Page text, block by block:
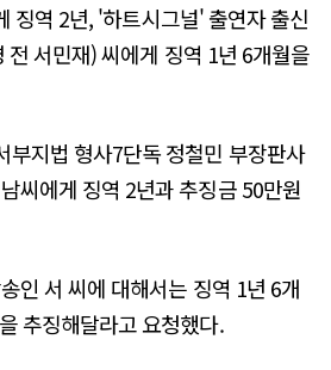
징역 2년, '하트시그널' 출연자 출신
전 서민재) 씨에게 징역 1년 6개월을
부지법 형사7단독 정철민 부장판사
씨에게 징역 2년과 추징금 50만원
인 서 씨에 대해서는 징역 1년 6개
추징해달라고 요청했다.